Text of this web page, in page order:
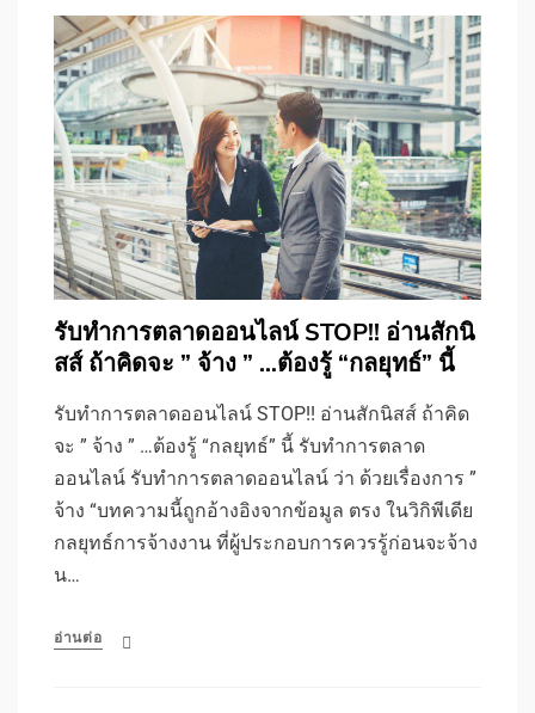
รับทําการตลาดออนไลน์ STOP!! อ่านสักนิ
สส์ ถ้าคิดจะ ” จ้าง ” …ต้องรู้ “กลยุทธ์” นี้
รับทําการตลาดออนไลน์ STOP!! อ่านสักนิสส์ ถ้าคิด
จะ ” จ้าง ” …ต้องรู้ “กลยุทธ์” นี้ รับทําการตลาด
ออนไลน์ รับทําการตลาดออนไลน์ ว่า ด้วยเรื่องการ ”
จ้าง “บทความนี้ถูกอ้างอิงจากข้อมูล ตรง ในวิกิพีเดีย
กลยุทธ์การจ้างงาน ที่ผู้ประกอบการควรรู้ก่อนจะจ้าง
น…
อ่านต่อ